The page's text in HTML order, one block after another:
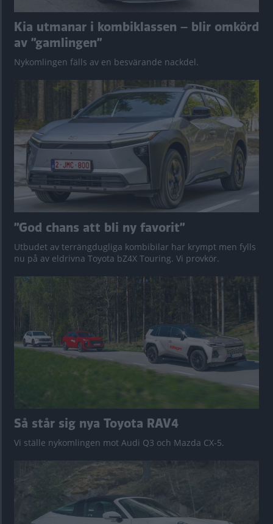
Kia utmanar i kombiklassen – blir omkörd
av ”gamlingen”
Nykomlingen fälls av en besvärande nackdel.
”God chans att bli ny favorit”
Utbudet av terrängdugliga kombibilar har krympt men fylls
nu på av eldrivna Toyota bZ4X Touring. Vi provkör.
Så står sig nya Toyota RAV4
Vi ställe nykomlingen mot Audi Q3 och Mazda CX-5.